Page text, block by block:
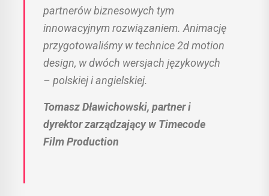
partnerów biznesowych tym
innowacyjnym rozwiązaniem. Animację
przygotowaliśmy w technice 2d motion
design, w dwóch wersjach językowych
– polskiej i angielskiej.
Tomasz Dławichowski, partner i
dyrektor zarządzający w Timecode
Film Production